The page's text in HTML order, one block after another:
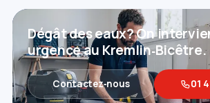
Dégât des eaux? On
urgence au Kremlin‑Bicêtre.
Contactez‑nous 01